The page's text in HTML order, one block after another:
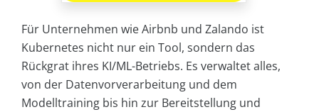
Für Unternehmen wie Airbnb und Zalando ist
Kubernetes nicht nur ein Tool, sondern das
Rückgrat ihres KI/ML-Betriebs. Es verwaltet alles,
von der Datenvorverarbeitung und dem
Modelltraining bis hin zur Bereitstellung und